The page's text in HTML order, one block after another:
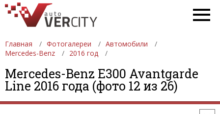
Главная Фотогалереи
Автомобили
Mercedes-Benz
2016 год
Mercedes-Benz E300 Avantgarde
Line 2016 года (фото 12 из 26)
ФОТОГАЛЕРЕИ АВТОМОБИЛИ
ДЕВУШКИ
АВТОСАЛОНЫ
ФОРМУЛА-1